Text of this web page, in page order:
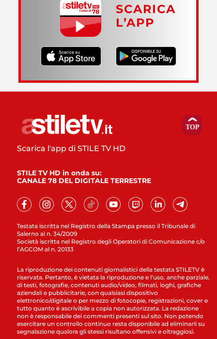
SCARICA
L’APP
Testata iscritta nel Registro della Stampa presso il Tribunale di
Salerno al n. 34/2009
Società iscritta nel Registro degli Operatori di Comunicazione c/o
l’AGCOM al n. 20133
Scarica l'app di STILE TV HD
STILE TV HD in onda su:
CANALE 78 DEL DIGITALE TERRESTRE
La riproduzione dei contenuti giornalistici della testata STILETV è
riservata. Pertanto, è vietata la riproduzione e l’uso, anche parziale,
di testi, fotografie, contenuti audio/video, filmati, loghi, grafiche
aziendali e pubblicitarie, con qualsiasi dispositivo
elettronico/digitale o per mezzo di fotocopie, registrazioni, cover e
tutto quanto è ascrivibile a copia non autorizzata. La redazione
non è responsabile dei commenti presenti sul sito. Non potendo
esercitare un controllo continuo resta disponibile ad eliminarli su
segnalazione qualora gli stessi risultano offensivi e oltraggiosi.